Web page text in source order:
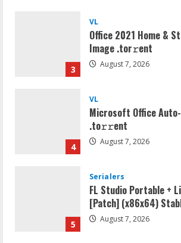
VL
Microsoft Office Auto-
.tо𝚛𝚛еnt
Serialers
FL Studio Portable +
[Patch] (x86x64)
Umum
Kemarau Panjang Picu
Sangkaran Bhakti;